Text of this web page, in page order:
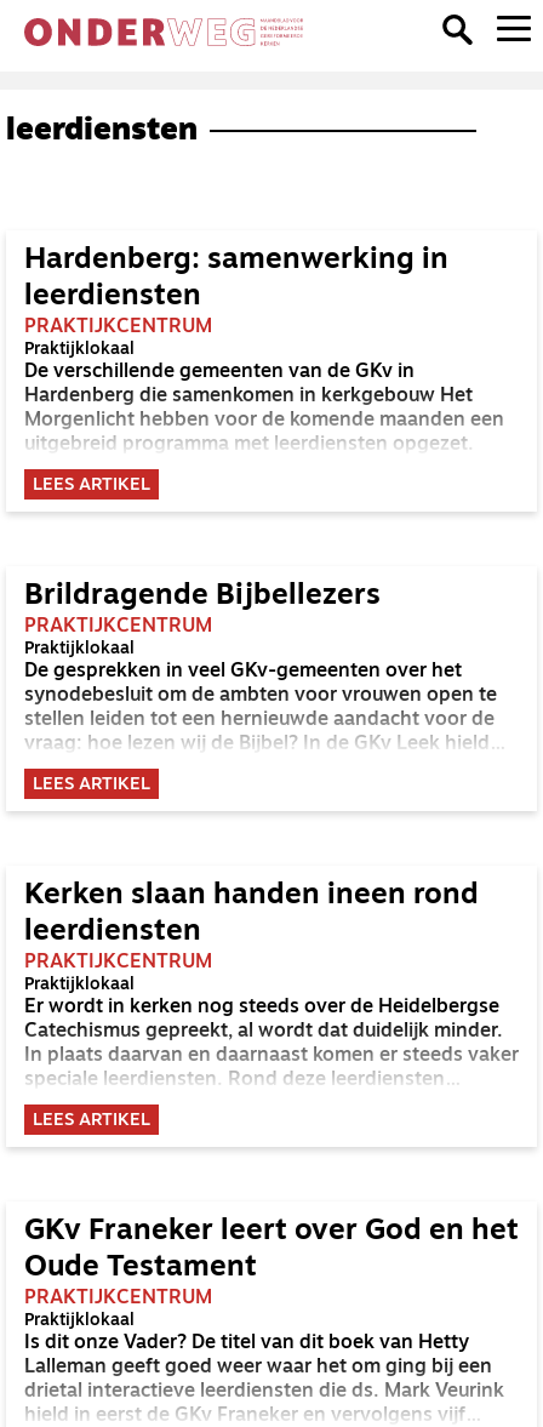
leerdiensten
Hardenberg: samenwerking in
leerdiensten
PRAKTIJKCENTRUM
Praktijklokaal
De verschillende gemeenten van de GKv in
Hardenberg die samenkomen in kerkgebouw Het
Morgenlicht hebben voor de komende maanden een
uitgebreid programma met leerdiensten opgezet.
LEES ARTIKEL
Brildragende Bijbellezers
PRAKTIJKCENTRUM
Praktijklokaal
De gesprekken in veel GKv-gemeenten over het
synodebesluit om de ambten voor vrouwen open te
stellen leiden tot een hernieuwde aandacht voor de
vraag: hoe lezen wij de Bijbel? In de GKv Leek hield
ds. Roel Prins er een drietal leerdiensten over.
LEES ARTIKEL
Kerken slaan handen ineen rond
leerdiensten
PRAKTIJKCENTRUM
Praktijklokaal
Er wordt in kerken nog steeds over de Heidelbergse
Catechismus gepreekt, al wordt dat duidelijk minder.
In plaats daarvan en daarnaast komen er steeds vaker
speciale leerdiensten. Rond deze leerdiensten
ontstaat steeds meer samenwerking tussen
predikanten en kerken uit een bepaalde regio.
LEES ARTIKEL
GKv Franeker leert over God en het
Oude Testament
PRAKTIJKCENTRUM
Praktijklokaal
Is dit onze Vader? De titel van dit boek van Hetty
Lalleman geeft goed weer waar het om ging bij een
drietal interactieve leerdiensten die ds. Mark Veurink
hield in eerst de GKv Franeker en vervolgens vijf